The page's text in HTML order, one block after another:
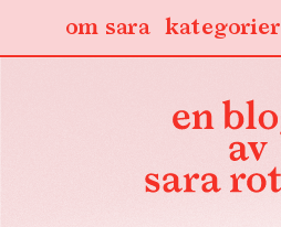
kategorier
om sara